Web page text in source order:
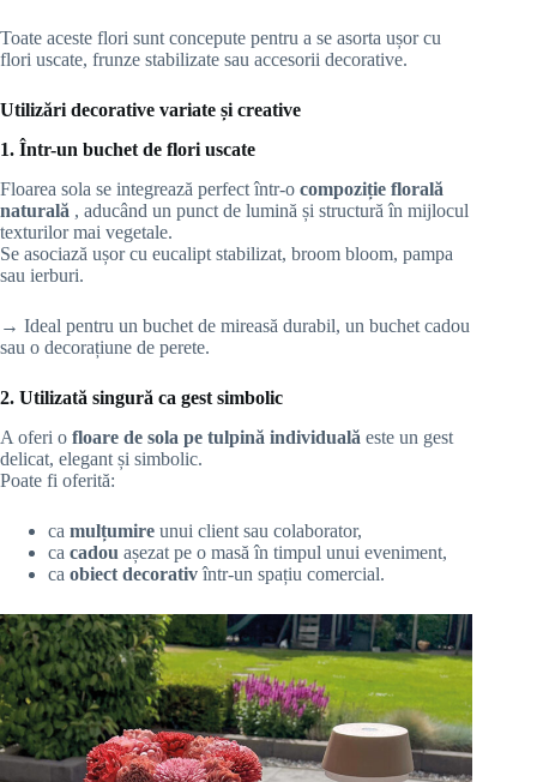
Toate aceste flori sunt concepute pentru a se asorta ușor cu
flori uscate, frunze stabilizate sau accesorii decorative.
Utilizări decorative variate și creative
1. Într-un buchet de flori uscate
Floarea sola se integrează perfect într-o compoziție florală
naturală , aducând un punct de lumină și structură în mijlocul
texturilor mai vegetale.
Se asociază ușor cu eucalipt stabilizat, broom bloom, pampa
sau ierburi.
→ Ideal pentru un buchet de mireasă durabil, un buchet cadou
sau o decorațiune de perete.
2. Utilizată singură ca gest simbolic
A oferi o floare de sola pe tulpină individuală este un gest
delicat, elegant și simbolic.
Poate fi oferită:
ca mulțumire unui client sau colaborator,
ca cadou așezat pe o masă în timpul unui eveniment,
ca obiect decorativîntr-un spațiu comercial.